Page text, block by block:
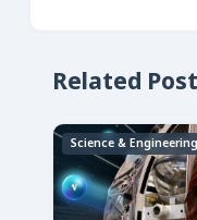
Related
Science & Engineering